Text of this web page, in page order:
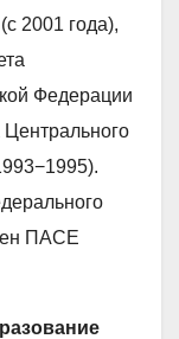
2001 года),
Федерации
Центрального
ПАСЕ